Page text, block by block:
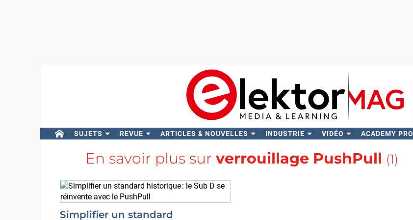
SUJETS REVUE ARTICLES & NOUVELLES INDUSTRIE VIDÉO ACADEMY PRO
En savoir plus sur verrouillage PushPull (1)
Simplifier un standard